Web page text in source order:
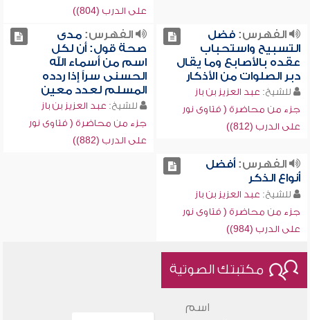
على الدرب (804))
الفهرس:فضل
التسبيح واستحباب
عقده بالأصابع وما يقال
دبر الصلوات من الأذكار
للشيخ: عبد العزيز بن باز
جزء من محاضرة ( فتاوى نور
على الدرب (812))
الفهرس:مدى
صحة قول: أن لكل
اسم من أسماء الله
الحسنى سراً إذا ردده
المسلم لعدد معين
للشيخ: عبد العزيز بن باز
جزء من محاضرة ( فتاوى نور
على الدرب (882))
الفهرس:أفضل
أنواع الذكر
للشيخ: عبد العزيز بن باز
جزء من محاضرة ( فتاوى نور
على الدرب (984))
مكتبتك الصوتية
اسم